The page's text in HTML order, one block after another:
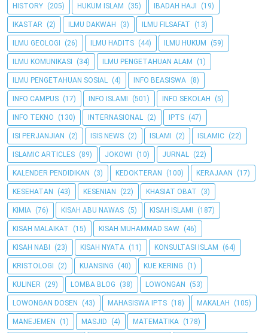
HISTORY (205) HUKUM ISLAM (35) IBADAH HAJI (19)
IKASTAR (2) ILMU DAKWAH (3) ILMU FILSAFAT (13)
ILMU GEOLOGI (26) ILMU HADITS (44) ILMU HUKUM (59)
ILMU KOMUNIKASI (34) ILMU PENGETAHUAN ALAM (1)
ILMU PENGETAHUAN SOSIAL (4) INFO BEASISWA (8)
INFO CAMPUS (17) INFO ISLAMI (501) INFO SEKOLAH (5)
INFO TEKNO (130) INTERNASIONAL (2) IPTS (47)
ISI PERJANJIAN (2) ISIS NEWS (2) ISLAMI (2) ISLAMIC (22)
ISLAMIC ARTICLES (89) JOKOWI (10) JURNAL (22)
KALENDER PENDIDIKAN (3) KEDOKTERAN (100) KERAJAAN (17)
KESEHATAN (43) KESENIAN (22) KHASIAT OBAT (3)
KIMIA (76) KISAH ABU NAWAS (5) KISAH ISLAMI (187)
KISAH MALAIKAT (15) KISAH MUHAMMAD SAW (46)
KISAH NABI (23) KISAH NYATA (11) KONSULTASI ISLAM (64)
KRISTOLOGI (2) KUANSING (40) KUE KERING (1)
KULINER (29) LOMBA BLOG (38) LOWONGAN (53)
LOWONGAN DOSEN (43) MAHASISWA IPTS (18) MAKALAH (105)
MANEJEMEN (1) MASJID (4) MATEMATIKA (178)